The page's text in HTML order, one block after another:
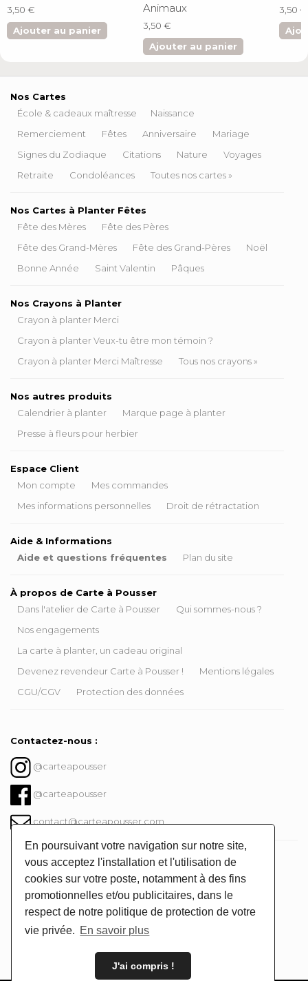
En poursuivant votre navigation sur notre site,
vous acceptez l'installation et l'utilisation de
cookies sur votre poste, notamment à des fins
promotionnelles et/ou publicitaires, dans le
respect de notre politique de protection de votre
vie privée. En savoir plus
J'ai compris !
3,50 €
Ajouter au panier
Animaux
3,50 €
Ajouter au panier
3,50 €
Nos Cartes
École & cadeaux maîtresse
Naissance
Remerciement
Fêtes Anniversaire
Mariage
Signes du Zodiaque
Citations Nature
Voyages
Retraite
Condoléances Toutes nos cartes »
Nos Cartes à Planter Fêtes
Fête des Mères
Fête des Pères
Fête des Grand-Mères
Fête des Grand-Pères
Noël
Bonne Année
Saint Valentin Pâques
Nos Crayons à Planter
Crayon à planter Merci
Crayon à planter Veux-tu être mon témoin ?
Crayon à planter Merci Maîtresse
Tous nos crayons »
Nos autres produits
Calendrier à planter
Marque page à planter
Presse à fleurs pour herbier
Espace Client
Mon compte
Mes commandes
Mes informations personnelles
Droit de rétractation
Aide & Informations
Aide et questions fréquentes
Plan du site
À propos de Carte à Pousser
Dans l'atelier de Carte à Pousser
Qui sommes-nous ?
Nos engagements
La carte à planter, un cadeau original
Devenez revendeur Carte à Pousser !
Mentions légales
CGU/CGV
Protection des données
Contactez-nous :
@carteapousser
@carteapousser
contact@carteapousser.com
Instagram @carteapousser